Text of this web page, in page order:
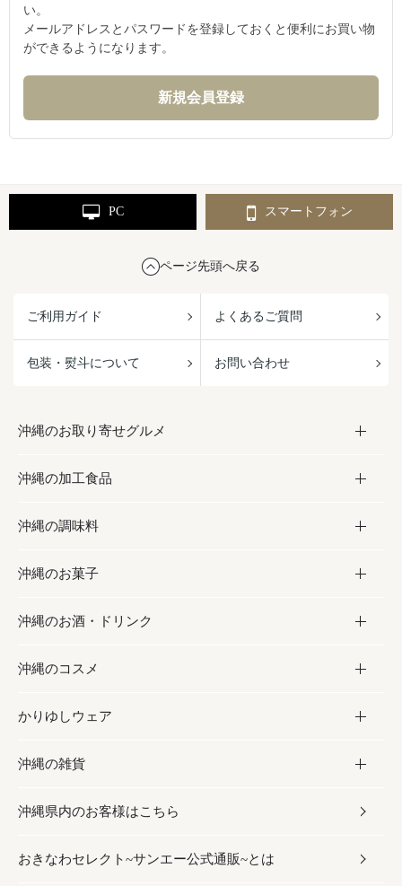
い。
メールアドレスとパスワードを登録しておくと便利にお買い物
ができるようになります。
PC スマートフォン
ページ先頭へ戻る
ご利用ガイド よくあるご質問
包装・熨斗について お問い合わせ
沖縄のお取り寄せグルメ
お取り寄せグルメ
フルーツ・野菜
お肉
海産物
沖縄の加工食品
加工食品
缶詰／パウチ
沖縄料理
沖縄そば／乾麺
レトルト食品
乾物／粉類
沖縄の調味料
調味料
砂糖／黒砂糖
塩
お酢／ドレッシング
しょうゆ
みそ
だし／スパイス／島唐辛子
沖縄のお菓子
お菓子
黒糖
ちんすこう
伝統菓子
スナック
おつまみ
沖縄のお酒・ドリンク
お酒・ドリンク
泡盛
ビール・チューハイ
ワイン・ウィスキー・カクテル
ドリンク
沖縄のコスメ
コスメ
スキンケア
ボディケア
ヘアケア
かりゆしウェア
かりゆしウェア
メンズ
レディース
沖縄の雑貨
雑貨
沖縄ファッション
沖縄県内のお客様はこちら
おきなわセレクト~サンエー公式通販~とは